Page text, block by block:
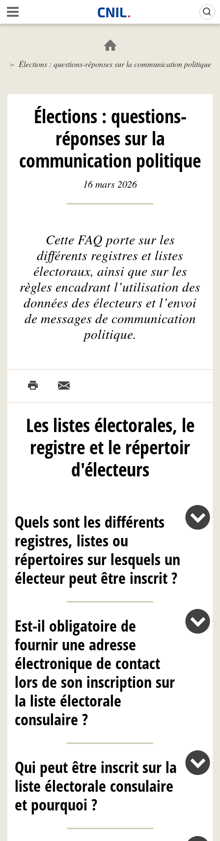
Aller
au
contenu
c
i
C
I
Élections : questions-réponses sur la communication politique
Élections : questions-
réponses sur la
communication politique
16 mars 2026
Cette FAQ porte sur les
différents registres et listes
électoraux, ainsi que sur les
règles encadrant l’utilisation des
données des électeurs et l’envoi
de messages de communication
politique.
Les listes électorales, le
registre et le répertoir
d'électeurs
Quels sont les différents
registres, listes ou
répertoires sur lesquels un
électeur peut être inscrit ?
Est-il obligatoire de
fournir une adresse
électronique de contact
lors de son inscription sur
la liste électorale
consulaire ?
Qui peut être inscrit sur la
liste électorale consulaire
et pourquoi ?
Gestion de vos préférences sur les cookies (témoins de connexion)